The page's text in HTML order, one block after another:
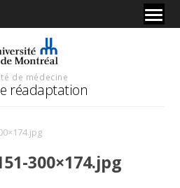
de médecine
réadaptation
300×174.jpg